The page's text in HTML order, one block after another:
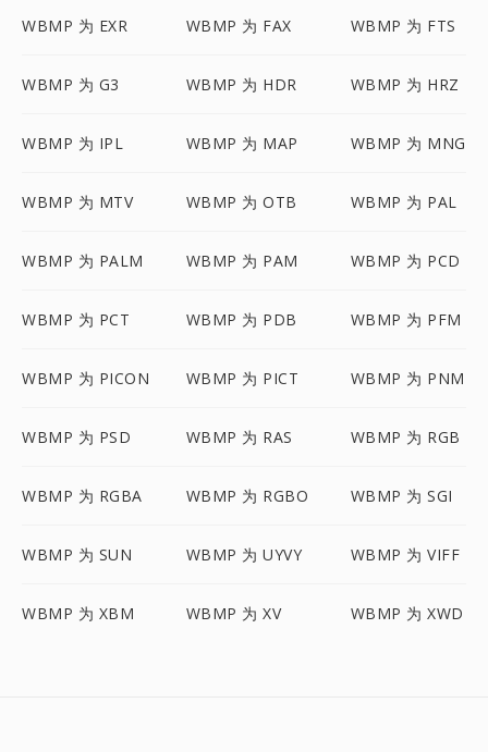
WBMP 为 EXR WBMP 为 FAX WBMP 为 FTS
WBMP 为 G3 WBMP 为 HDR WBMP 为 HRZ
WBMP 为 IPL WBMP 为 MAP WBMP 为 MNG
WBMP 为 MTV WBMP 为 OTB WBMP 为 PAL
WBMP 为 PALM WBMP 为 PAM WBMP 为 PCD
WBMP 为 PCT WBMP 为 PDB WBMP 为 PFM
WBMP 为 PICON WBMP 为 PICT WBMP 为 PNM
WBMP 为 PSD WBMP 为 RAS WBMP 为 RGB
WBMP 为 RGBA WBMP 为 RGBO WBMP 为 SGI
WBMP 为 SUN WBMP 为 UYVY WBMP 为 VIFF
WBMP 为 XBM WBMP 为 XV WBMP 为 XWD